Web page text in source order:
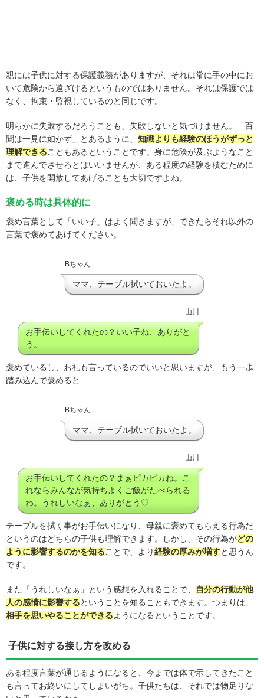
親には子供に対する保護義務がありますが、それは常に手の中にお
いて危険から遠ざけるというものではありません。それは保護では
なく、拘束・監視しているのと同じです。
明らかに失敗するだろうことも、失敗しないと気づけません。「百
聞は一見に如かず」とあるように、 知識よりも経験のほうがずっと
理解できることもあるということです。身に危険が及ぶようなこと
まで進んでさせろとはいいませんが、ある程度の経験を積むために
は、子供を開放してあげることも大切ですよね。
褒める時は具体的に
褒め言葉として「いい子」はよく聞きますが、できたらそれ以外の
言葉で褒めてあげてください。
Bちゃん
ママ、テーブル拭いておいたよ。
山川
お手伝いしてくれたの？いい子ね、ありがと
う。
褒めているし、お礼も言っているのでいいと思いますが、もう一歩
踏み込んで褒めると…
Bちゃん
ママ、テーブル拭いておいたよ。
山川
お手伝いしてくれたの？まぁピカピカね。こ
れならみんなが気持ちよくご飯がたべられる
わ。うれしいなぁ、ありがとう♡
テーブルを拭く事がお手伝いになり、母親に褒めてもらえる行為だ
というのはどちらの子供も理解できます。しかし、その行為がどの
ように影響するのかを知ることで、より経験の厚みが増すと思うん
です。
また「うれしいなぁ」という感想を入れることで、
自分の行動が他
人の感情に影響するということを知ることもできます。つまりは、
相手を思いやることができるようになるということです。
子供に対する接し方を改める
ある程度言葉が通じるようになると、今までは体で示してきたこと
も言ってお終いにしてしまいがち。子供たちは、それでは物足りな